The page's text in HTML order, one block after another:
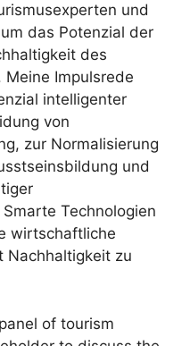
und
das Potenzial der
des
Impulsrede
intelligenter
von
zur Normalisierung
und
Technologien
wirtschaftliche
Nachhaltigkeit zu
of tourism